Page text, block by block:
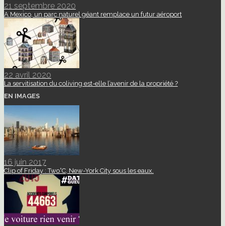
21 septembre 2020
A Mexico, un parc naturel géant remplace un futur aéroport
22 avril 2020
La servitisation du coliving est-elle l’avenir de la propriété ?
EN IMAGES
16 juin 2017
Clip of Friday : Two°C, New-York City sous les eaux.